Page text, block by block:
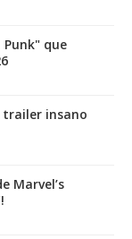
Punk" que
trailer insano
Marvel’s